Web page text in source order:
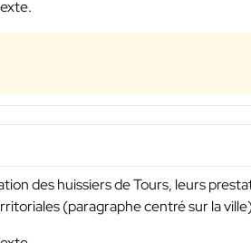
des huissiers de Tours, leurs
(paragraphe centré sur la